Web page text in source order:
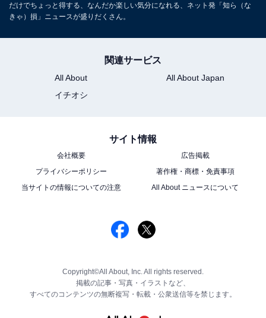
だけでちょっと得する、なんだか楽しい気分になれる、ネット発「知ら（な
きゃ）損」ニュースが盛りだくさん。
関連サービス
All About
All About Japan
イチオシ
サイト情報
会社概要
広告掲載
プライバシーポリシー
著作権・商標・免責事項
当サイトの情報についての注意
All About ニュースについて
Copyright©All About, Inc. All rights reserved.
掲載の記事・写真・イラストなど、
すべてのコンテンツの無断複写・転載・公衆送信等を禁じます。